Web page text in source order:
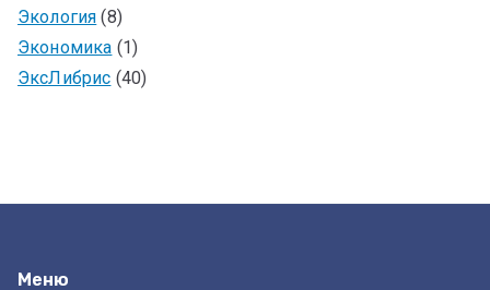
Экология (8)
Экономика (1)
ЭксЛибрис (40)
Меню